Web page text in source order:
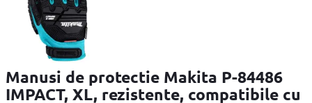
Manusi de protectie Makita P-84486
IMPACT, XL, rezistente, compatibile cu